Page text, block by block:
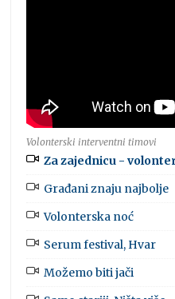
Volonterski interventni timovi
Za zajednicu -
Građani znaju najbolje
Volonterska noć
Serum festival, Hvar
Možemo biti jači